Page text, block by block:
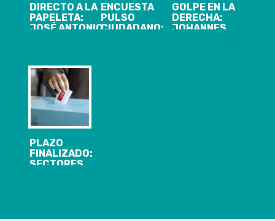
DIRECTO A LA
PAPELETA:
JOSÉ ANTONIO
NUEVAMENTE
CANDIDATO
PRESIDENCIAL
ENCUESTA
PULSO
CIUDADANO:
GOLPE EN LA
DERECHA:
JOHANNES
PLAZO
FINALIZADO:
SECTORES